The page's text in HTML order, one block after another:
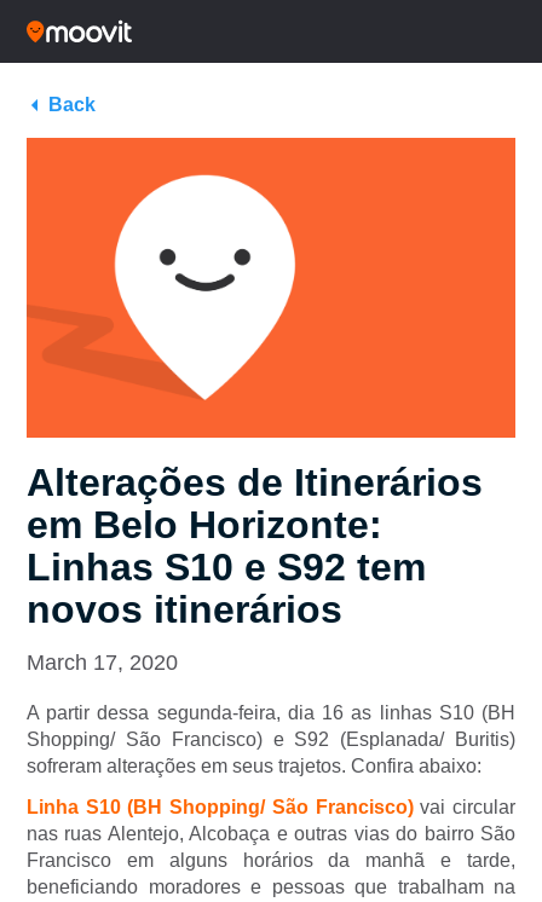
Back
Alterações de Itinerários
em Belo Horizonte:
Linhas S10 e S92 tem
novos itinerários
March 17, 2020
A partir dessa segunda-feira, dia 16 as linhas S10 (BH
Shopping/ São Francisco) e S92 (Esplanada/ Buritis)
sofreram alterações em seus trajetos. Confira abaixo:
Linha S10 (BH Shopping/ São Francisco)vai circular
nas ruas Alentejo, Alcobaça e outras vias do bairro São
Francisco em alguns horários da manhã e tarde,
beneficiando moradores e pessoas que trabalham na